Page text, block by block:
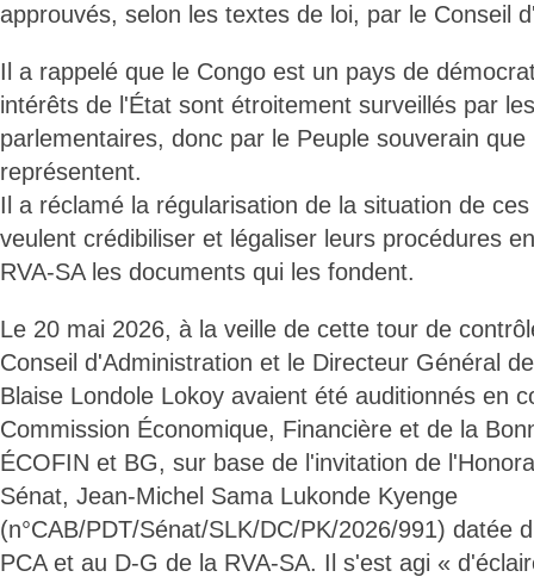
approuvés, selon les textes de loi, par le Conseil
Il a rappelé que le Congo est un pays de
intérêts de l'État sont étroitement surveillés par
parlementaires, donc par le Peuple souverain que
représentent.
Il a réclamé la régularisation de la situation de
veulent crédibiliser et légaliser leurs procédures
RVA-SA les documents qui les fondent.
Le 20 mai 2026, à la veille de cette tour de
Conseil d'Administration et le Directeur Général
Blaise Londole Lokoy avaient été auditionnés en
Commission Économique, Financière et de la
ÉCOFIN et BG, sur base de l'invitation de
Sénat, Jean-Michel Sama Lukonde Kyenge
(n°CAB/PDT/Sénat/SLK/DC/PK/2026/991) datée
PCA et au D-G de la RVA-SA. Il s'est agi «